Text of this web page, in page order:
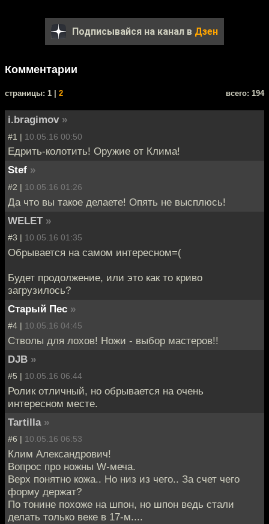
Подписывайся на канал в Дзен
Комментарии
cтраницы: 1 | 2 всего: 194
i.bragimov »
#1 | 10.05.16 00:50
Едрить-колотить! Оружие от Клима!
Stef »
#2 | 10.05.16 01:26
Да что вы такое делаете! Опять не высплюсь!
WELET »
#3 | 10.05.16 01:35
Обрывается на самом интересном=(
Будет продолжение, или это как то криво
загрузилось?
Старый Пес »
#4 | 10.05.16 04:45
Стволы для лохов! Ножи - выбор мастеров!!
DJB »
#5 | 10.05.16 06:44
Ролик отличный, но обрывается на очень
интересном месте.
Tartilla »
#6 | 10.05.16 06:53
Клим Александрович!
Вопрос про ножны W-меча.
Верх понятно кожа.. Но низ из чего.. За счет чего
форму держат?
По тонине похоже на шпон, но шпон ведь стали
делать только веке в 17-м....